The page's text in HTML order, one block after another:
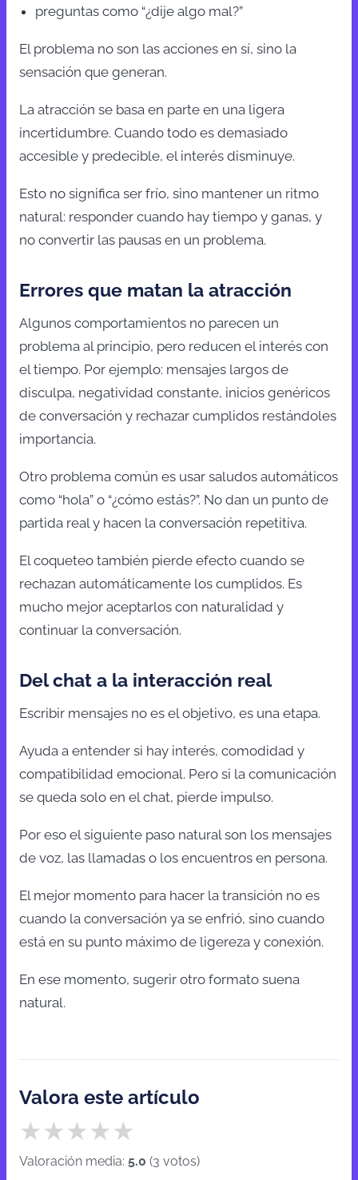
preguntas como “¿dije algo mal?”
El problema no son las acciones en sí, sino la
sensación que generan.
La atracción se basa en parte en una ligera
incertidumbre. Cuando todo es demasiado
accesible y predecible, el interés disminuye.
Esto no significa ser frío, sino mantener un ritmo
natural: responder cuando hay tiempo y ganas, y
no convertir las pausas en un problema.
Errores que matan la atracción
Algunos comportamientos no parecen un
problema al principio, pero reducen el interés con
el tiempo. Por ejemplo: mensajes largos de
disculpa, negatividad constante, inicios genéricos
de conversación y rechazar cumplidos restándoles
importancia.
Otro problema común es usar saludos automáticos
como “hola” o “¿cómo estás?”. No dan un punto de
partida real y hacen la conversación repetitiva.
El coqueteo también pierde efecto cuando se
rechazan automáticamente los cumplidos. Es
mucho mejor aceptarlos con naturalidad y
continuar la conversación.
Del chat a la interacción real
Escribir mensajes no es el objetivo, es una etapa.
Ayuda a entender si hay interés, comodidad y
compatibilidad emocional. Pero si la comunicación
se queda solo en el chat, pierde impulso.
Por eso el siguiente paso natural son los mensajes
de voz, las llamadas o los encuentros en persona.
El mejor momento para hacer la transición no es
cuando la conversación ya se enfrió, sino cuando
está en su punto máximo de ligereza y conexión.
En ese momento, sugerir otro formato suena
natural.
Valora este artículo
★★★★★
Valoración media: 5.0 (3 votos)